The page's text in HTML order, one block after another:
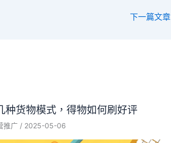
下一篇文章
种货物模式，得物如何刷好评
推广 / 2025-05-06